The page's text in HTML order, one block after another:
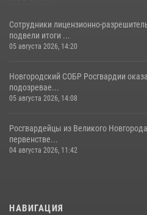
Сотрудники лицензионно-
подвели итоги ...
05 августа 2026, 14:20
Новгородский СОБР Росгвардии
подозревае...
05 августа 2026, 14:08
Росгвардейцы из Великого
первенстве...
04 августа 2026, 11:42
НАВИГАЦИЯ